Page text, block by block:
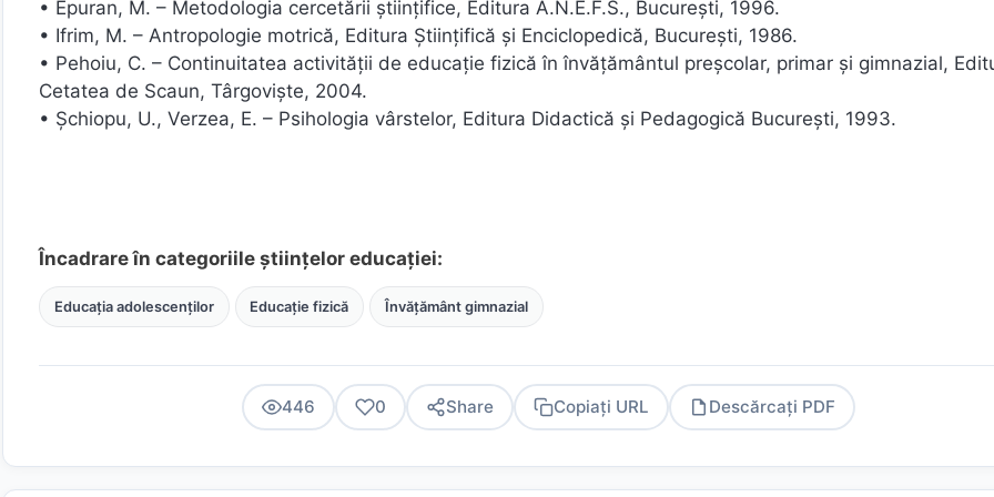
• Epuran, M. – Metodologia cercetării ştiinţifice, Editura A.N.E.F.S., Bucureşti, 1996.
• Ifrim, M. – Antropologie motrică, Editura Ştiinţifică şi Enciclopedică, Bucureşti, 1986.
• Pehoiu, C. – Continuitatea activităţii de educaţie fizică în învăţământul preşcolar, primar şi gimnazial,
Cetatea de Scaun, Târgovişte, 2004.
• Şchiopu, U., Verzea, E. – Psihologia vârstelor, Editura Didactică şi Pedagogică Bucureşti, 1993.
Încadrare în categoriile științelor educației:
Educația adolescenților Educație fizică Învățământ gimnazial
446 0 Share Copiați URL Descărcați PDF